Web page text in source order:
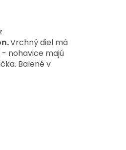
Vrchný diel má
- nohavice majú
Balené v